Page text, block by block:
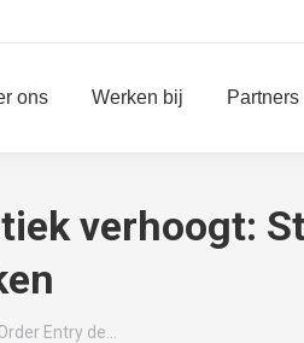
ons Werken bij Partners
verhoogt:
Entry de…